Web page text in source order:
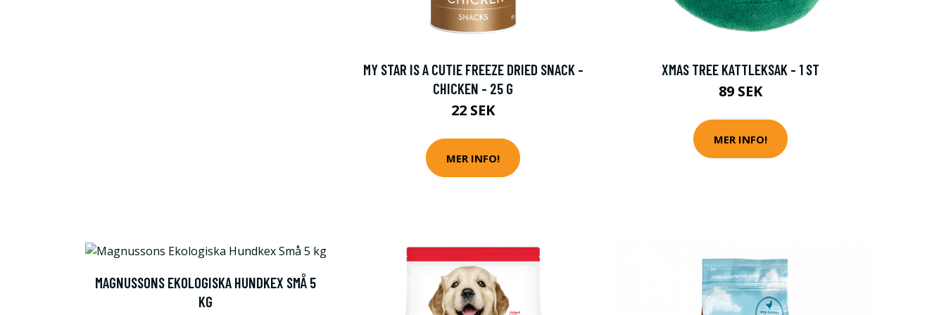
MY STAR IS A CUTIE FREEZE DRIED SNACK -
CHICKEN - 25 G
22 SEK
MER INFO!
XMAS TREE KATTLEKSAK - 1 ST
89 SEK
MER INFO!
MAGNUSSONS EKOLOGISKA HUNDKEX SMÅ 5
KG